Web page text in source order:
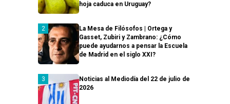
hoja caduca en Uruguay?
La Mesa de Filósofos | Ortega y
Gasset, Zubiri y Zambrano: ¿Cómo
puede ayudarnos a pensar la Escuela
de Madrid en el siglo XXI?
Noticias al Mediodía del 22 de julio de
2026